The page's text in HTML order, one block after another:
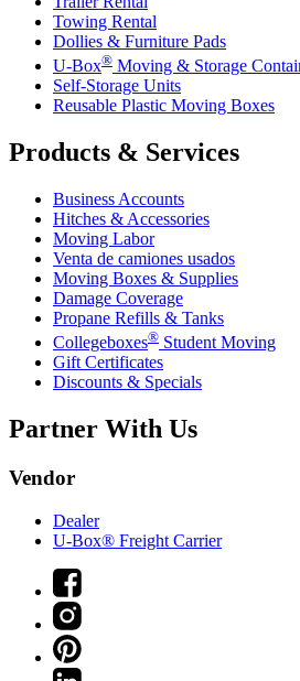
Towing Rental
Dollies & Furniture Pads
U-Box® Moving & Storage
Self-Storage Units
Reusable Plastic Moving Boxes
Products & Services
Business Accounts
Hitches & Accessories
Moving Labor
Venta de camiones usados
Moving Boxes & Supplies
Damage Coverage
Propane Refills & Tanks
Collegeboxes® Student Moving
Gift Certificates
Discounts & Specials
Partner With Us
Vendor
Dealer
U-Box® Freight Carrier